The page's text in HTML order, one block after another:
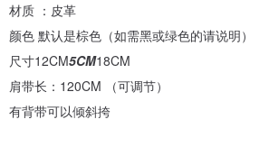
材质 ：皮革
颜色 默认是棕色（如需黑或绿色的请说明）
尺寸12CM5CM18CM
肩带长：120CM （可调节）
有背带可以倾斜挎